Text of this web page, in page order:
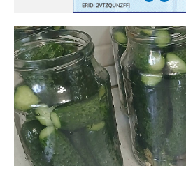
в пустоте этой весь. Услышь его
ритме тает. И ты, почему-то,
Удобен и не опасен. И слушаешь
смотреть и слушать Пустых
душу, Но ты жить без них не смог. И
Что-то менять в судьбе, А способ
что подсунут тебе. Тебе объяснят,
них в раю. А рядом с тобой в ритме